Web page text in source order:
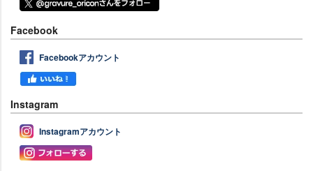
Facebook
Facebookアカウント
Instagram
Instagramアカウント